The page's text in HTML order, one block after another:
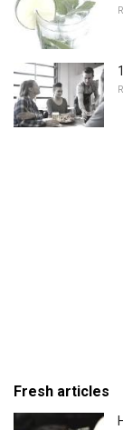
Fresh articles